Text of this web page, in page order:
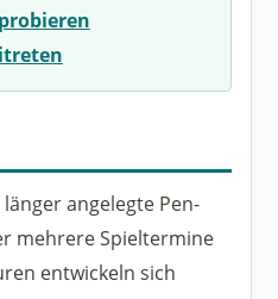
angelegte Pen-
mehrere Spieltermine
entwickeln sich